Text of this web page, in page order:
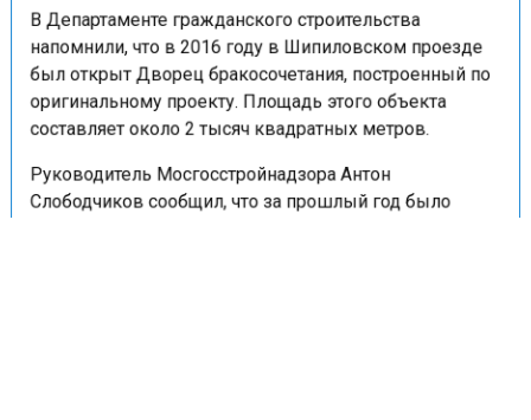
В Департаменте гражданского строительства
напомнили, что в 2016 году в Шипиловском проезде
был открыт Дворец бракосочетания, построенный по
оригинальному проекту. Площадь этого объекта
составляет около 2 тысяч квадратных метров.
Руководитель Мосгосстройнадзора Антон
Слободчиков сообщил, что за прошлый год было